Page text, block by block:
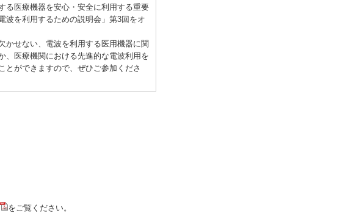
る医療機器を安心・安全に利用する重要
波を利用するための説明会」第3回をオ
せない、電波を利用する医用機器に関
、医療機関における先進的な電波利用を
とができますので、ぜひご参加くださ
をご覧ください。